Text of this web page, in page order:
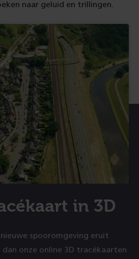
naar geluid en trillingen.
in 3D
spooromgeving eruit
onze online 3D tracékaarten